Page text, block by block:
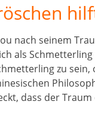
nach seinem
als
zu
dass der Traum